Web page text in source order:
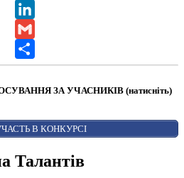
X
LinkedIn
Gmail
Share
ЗА УЧАСНИКІВ (натисніть)
AWARD
В КОНКУРСІ
Талантів